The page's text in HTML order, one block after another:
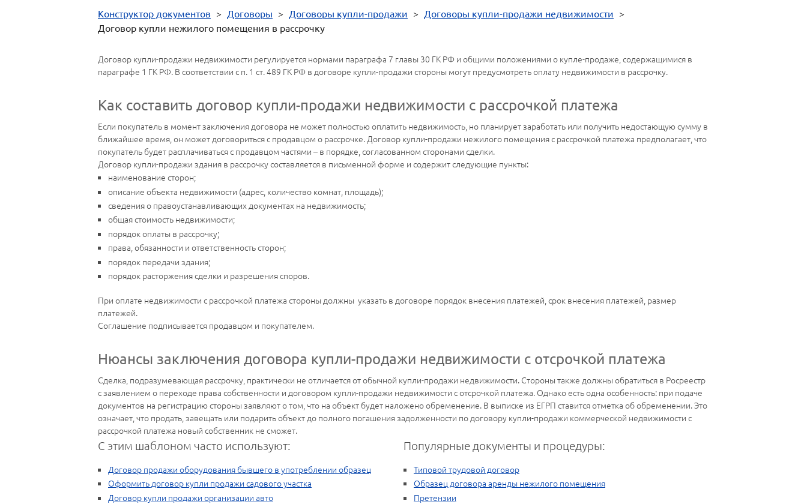
Конструктор документов > Договоры > Договоры купли-продажи > Договоры купли-продажи недвижимости >
Договор купли нежилого помещения в рассрочку
Договор купли-продажи недвижимости регулируется нормами параграфа 7 главы 30 ГК РФ и общими положениями о купле-продаже, содержащимися в
параграфе 1 ГК РФ. В соответствии с п. 1 ст. 489 ГК РФ в договоре купли-продажи стороны могут предусмотреть оплату недвижимости в рассрочку.
Как составить договор купли-продажи недвижимости с рассрочкой платежа
Если покупатель в момент заключения договора не может полностью оплатить недвижимость, но планирует заработать или получить недостающую сумму в
ближайшее время, он может договориться с продавцом о рассрочке. Договор купли-продажи нежилого помещения с рассрочкой платежа предполагает, что
покупатель будет расплачиваться с продавцом частями – в порядке, согласованном сторонами сделки.
Договор купли-продажи здания в рассрочку составляется в письменной форме и содержит следующие пункты:
наименование сторон;
описание объекта недвижимости (адрес, количество комнат, площадь);
сведения о правоустанавливающих документах на недвижимость;
общая стоимость недвижимости;
порядок оплаты в рассрочку;
права, обязанности и ответственность сторон;
порядок передачи здания;
порядок расторжения сделки и разрешения споров.
При оплате недвижимости с рассрочкой платежа стороны должны указать в договоре порядок внесения платежей, срок внесения платежей, размер
платежей.
Соглашение подписывается продавцом и покупателем.
Нюансы заключения договора купли-продажи недвижимости с отсрочкой платежа
Сделка, подразумевающая рассрочку, практически не отличается от обычной купли-продажи недвижимости. Стороны также должны обратиться в Росреестр
с заявлением о переходе права собственности и договором купли-продажи недвижимости с отсрочкой платежа. Однако есть одна особенность: при подаче
документов на регистрацию стороны заявляют о том, что на объект будет наложено обременение. В выписке из ЕГРП ставится отметка об обременении. Это
означает, что продать, завещать или подарить объект до полного погашения задолженности по договору купли-продажи коммерческой недвижимости с
рассрочкой платежа новый собственник не сможет.
С этим шаблоном часто используют:
Договор продажи оборудования бывшего в употреблении образец
Оформить договор купли продажи садового участка
Договор купли продажи организации авто
Популярные документы и процедуры:
Типовой трудовой договор
Образец договора аренды нежилого помещения
Претензии